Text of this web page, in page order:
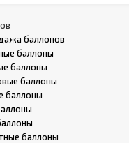
баллонов
баллоны
баллоны
баллоны
баллоны
баллоны